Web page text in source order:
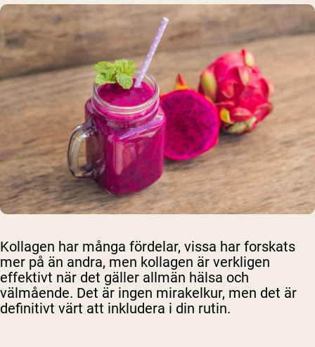
Kollagen har många fördelar, vissa har forskats
mer på än andra, men kollagen är verkligen
effektivt när det gäller allmän hälsa och
välmående. Det är ingen mirakelkur, men det är
definitivt värt att inkludera i din rutin.